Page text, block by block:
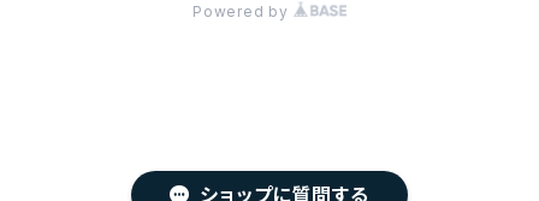
ショップに質問する
Powered by